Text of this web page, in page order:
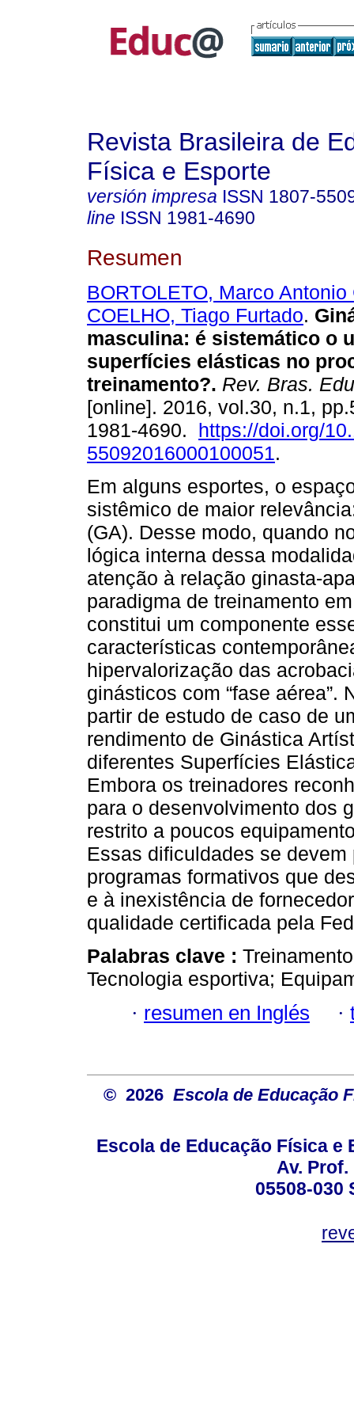
Revista Brasileira de
Física e Esporte
versión impresa ISSN 1807-
line ISSN 1981-4690
Resumen
BORTOLETO, Marco Antonio
COELHO, Tiago Furtado.
masculina: é sistemático o
superfícies elásticas no
treinamento?. Rev. Bras.
[online]. 2016, vol.30, n.1,
1981-4690. https://doi.org/
55092016000100051.
Em alguns esportes, o
sistêmico de maior
(GA). Desse modo, quando
lógica interna dessa
atenção à relação ginasta-
paradigma de treinamento
constitui um componente
características
hipervalorização das
ginásticos com “fase aérea”.
partir de estudo de caso de
rendimento de Ginástica
diferentes Superfícies
Embora os treinadores
para o desenvolvimento dos
restrito a poucos
Essas dificuldades se
programas formativos que
e à inexistência de
qualidade certificada pela
Palabras clave :
Tecnologia esportiva;
· resumen en Inglés ·
© 2026 Escola de Educação
Escola de Educação Física e
Av.
05508-030